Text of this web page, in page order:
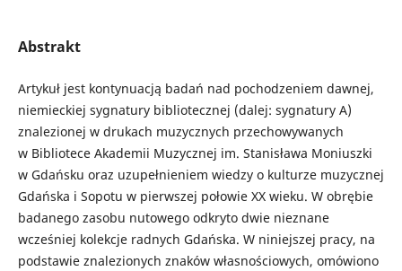
Abstrakt
Artykuł jest kontynuacją badań nad pochodzeniem dawnej,
niemieckiej sygnatury bibliotecznej (dalej: sygnatury A)
znalezionej w drukach muzycznych przechowywanych
w Bibliotece Akademii Muzycznej im. Stanisława Moniuszki
w Gdańsku oraz uzupełnieniem wiedzy o kulturze muzycznej
Gdańska i Sopotu w pierwszej połowie XX wieku. W obrębie
badanego zasobu nutowego odkryto dwie nieznane
wcześniej kolekcje radnych Gdańska. W niniejszej pracy, na
podstawie znalezionych znaków własnościowych, omówiono